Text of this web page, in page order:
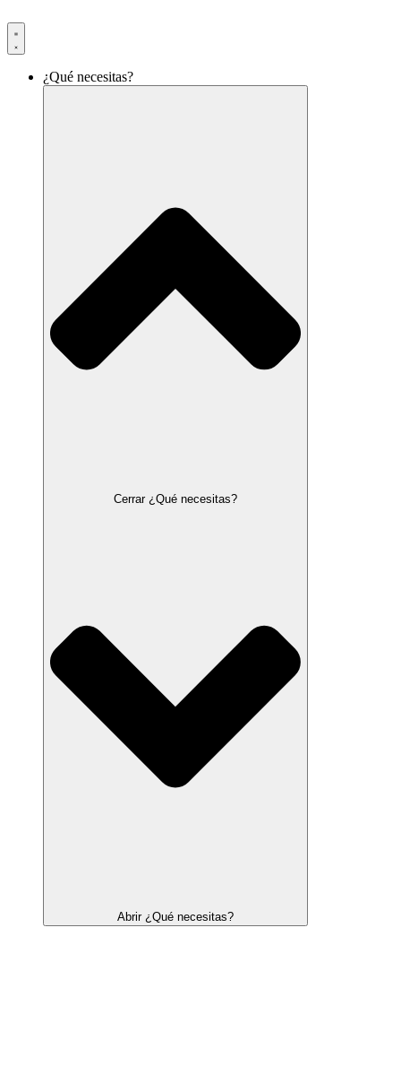
¿Qué necesitas?
Cerrar ¿Qué necesitas?
Abrir ¿Qué necesitas?